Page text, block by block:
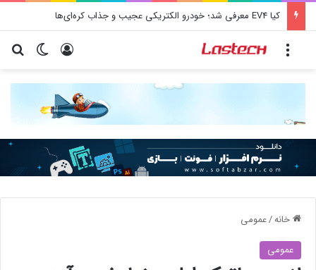
کیا EV4 معرفی شد؛ خودرو الکتریکی عجیب و جذاب کره‌ای‌ها
تغییر ورود
خانه/عمومی
عمومی